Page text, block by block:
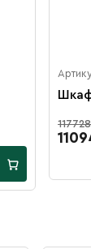
Шкаф